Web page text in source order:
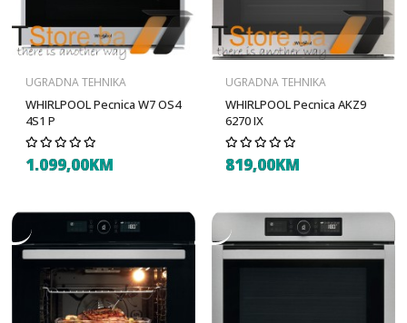
UGRADNA TEHNIKA
WHIRLPOOL Pecnica W7 OS4
4S1 P
1.099,00KM
UGRADNA TEHNIKA
WHIRLPOOL Pecnica AKZ9
6270 IX
819,00KM